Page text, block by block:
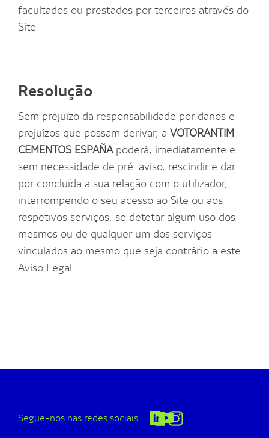
facultados ou prestados por terceiros através do
Site
Resolução
Sem prejuízo da responsabilidade por danos e
prejuízos que possam derivar, a VOTORANTIM
CEMENTOS ESPAÑApoderá, imediatamente e
sem necessidade de pré-aviso, rescindir e dar
por concluída a sua relação com o utilizador,
interrompendo o seu acesso ao Site ou aos
respetivos serviços, se detetar algum uso dos
mesmos ou de qualquer um dos serviços
vinculados ao mesmo que seja contrário a este
Aviso Legal.
Segue-nos nas redes sociais